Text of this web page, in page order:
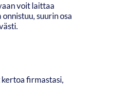
voit laittaa
suurin osa
kertoa firmastasi,